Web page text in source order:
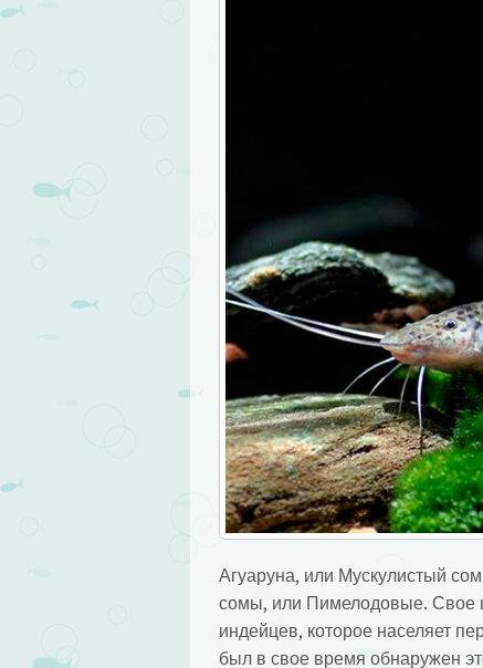
Агуаруна, или Мускулистый
сомы, или Пимелодовые. Свое
индейцев, которое населяет
был в свое время обнаружен